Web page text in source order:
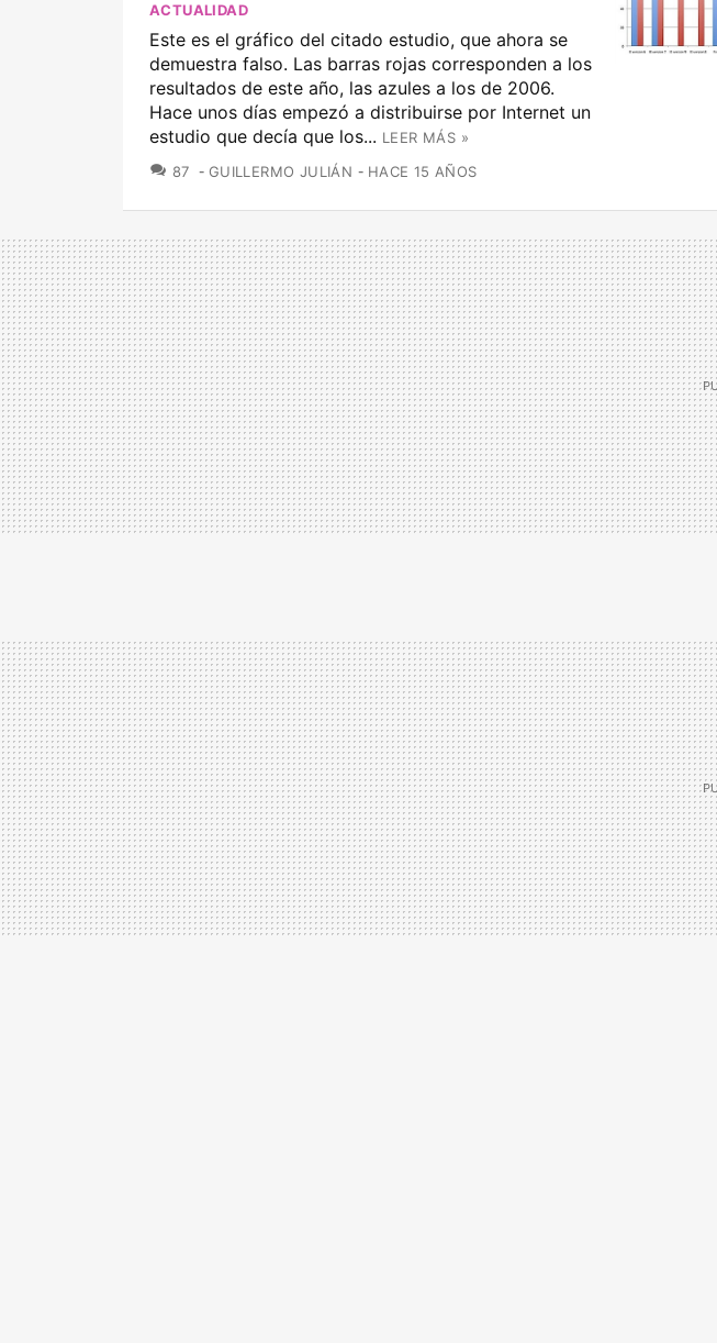
ACTUALIDAD
Este es el gráfico del citado estudio, que ahora se
demuestra falso. Las barras rojas corresponden a los
resultados de este año, las azules a los de 2006.
Hace unos días empezó a distribuirse por Internet un
estudio que decía que los... LEER MÁS »
87 COMENTARIOS
GUILLERMO JULIÁN HACE 15 AÑOS